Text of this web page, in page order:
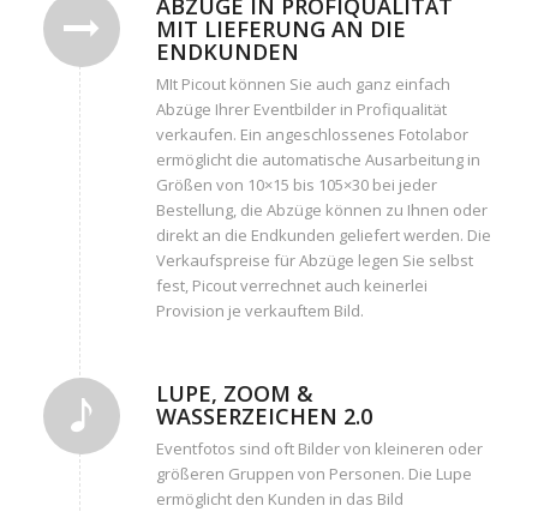
ABZÜGE IN PROFIQUALITÄT
MIT LIEFERUNG AN DIE
ENDKUNDEN
MIt Picout können Sie auch ganz einfach
Abzüge Ihrer Eventbilder in Profiqualität
verkaufen. Ein angeschlossenes Fotolabor
ermöglicht die automatische Ausarbeitung in
Größen von 10×15 bis 105×30 bei jeder
Bestellung, die Abzüge können zu Ihnen oder
direkt an die Endkunden geliefert werden. Die
Verkaufspreise für Abzüge legen Sie selbst
fest, Picout verrechnet auch keinerlei
Provision je verkauftem Bild.
LUPE, ZOOM &
WASSERZEICHEN 2.0
Eventfotos sind oft Bilder von kleineren oder
größeren Gruppen von Personen. Die Lupe
ermöglicht den Kunden in das Bild